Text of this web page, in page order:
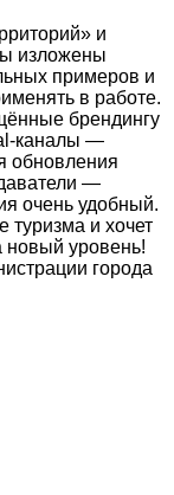
и
изложены
примеров и
в работе.
брендингу
каналы —
обновления
—
очень удобный.
туризма и хочет
новый уровень!
города